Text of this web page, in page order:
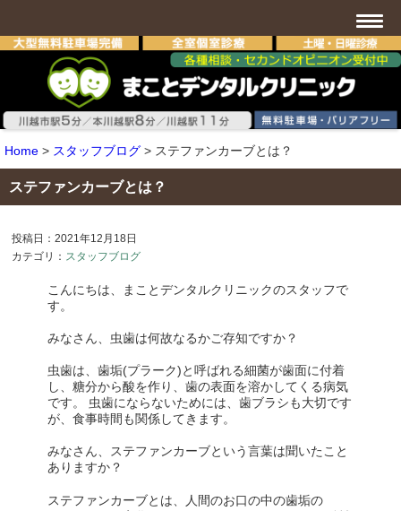
Home > スタッフブログ > ステファンカーブとは？
ステファンカーブとは？
投稿日：2021年12月18日
カテゴリ： スタッフブログ
こんにちは、まことデンタルクリニックのスタッフで
す。
みなさん、虫歯は何故なるかご存知ですか？
虫歯は、歯垢(プラーク)と呼ばれる細菌が歯面に付着
し、糖分から酸を作り、歯の表面を溶かしてくる病気
です。 虫歯にならないためには、歯ブラシも大切です
が、食事時間も関係してきます。
みなさん、ステファンカーブという言葉は聞いたこと
ありますか？
ステファンカーブとは、人間のお口の中の歯垢の